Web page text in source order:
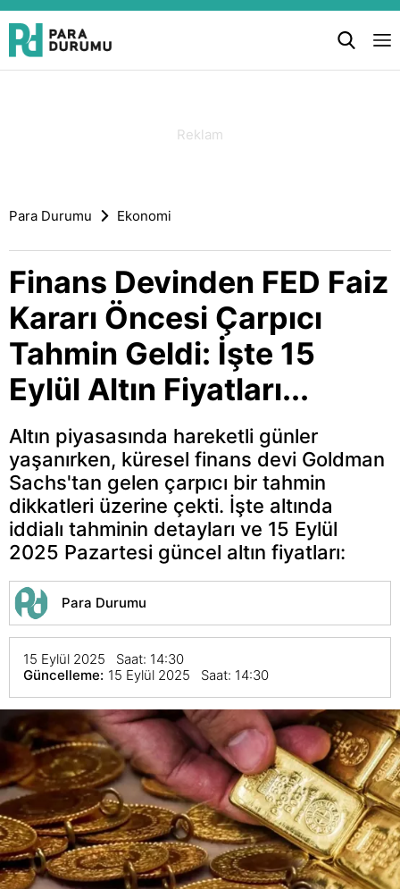
Para Durumu Ekonomi
Finans Devinden FED Faiz
Kararı Öncesi Çarpıcı
Tahmin Geldi: İşte 15
Eylül Altın Fiyatları...
Altın piyasasında hareketli günler
yaşanırken, küresel finans devi Goldman
Sachs'tan gelen çarpıcı bir tahmin
dikkatleri üzerine çekti. İşte altında
iddialı tahminin detayları ve 15 Eylül
2025 Pazartesi güncel altın fiyatları:
Para Durumu
15 Eylül 2025 Saat: 14:30
Güncelleme: 15 Eylül 2025 Saat: 14:30